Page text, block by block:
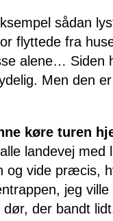
sådan
flyttede fra
alene… Siden
Men den
køre turen
landevej med
og vide præcis,
jeg
der bandt